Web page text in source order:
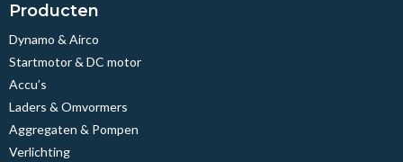
Producten
Dynamo & Airco
Startmotor & DC motor
Accu’s
Laders & Omvormers
Aggregaten & Pompen
Verlichting